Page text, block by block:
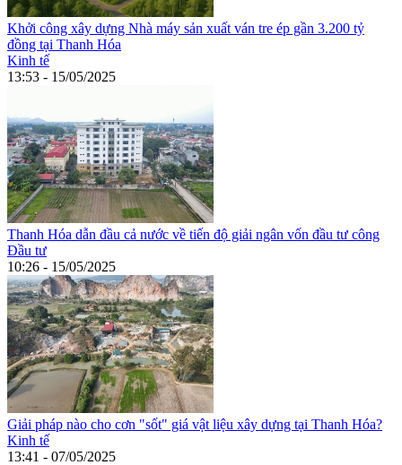
Khởi công xây dựng Nhà máy sản xuất ván tre ép gần 3.200 tỷ
đồng tại Thanh Hóa
Kinh tế
13:53 - 15/05/2025
Thanh Hóa dẫn đầu cả nước về tiến độ giải ngân vốn đầu tư công
Đầu tư
10:26 - 15/05/2025
Giải pháp nào cho cơn "sốt" giá vật liệu xây dựng tại Thanh Hóa?
Kinh tế
13:41 - 07/05/2025